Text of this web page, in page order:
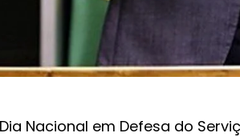
Nacional em Defesa do